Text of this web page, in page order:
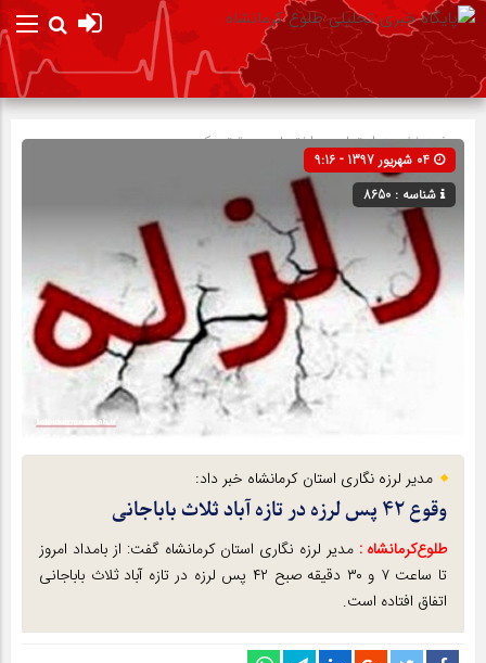
صفحه نخستاجتماعی»اختصاصی»تیتر یک
شناسه : 8650
مدیر لرزه نگاری استان کرمانشاه خبر داد:
وقوع ۴۲ پس لرزه در تازه آباد ثلاث باباجانی
طلوع‌‌کرمانشاه : مدیر لرزه نگاری استان کرمانشاه گفت: از بامداد امروز
تا ساعت ۷ و ۳۰ دقیقه صبح ۴۲ پس لرزه در تازه آباد ثلاث باباجانی
اتفاق افتاده است.